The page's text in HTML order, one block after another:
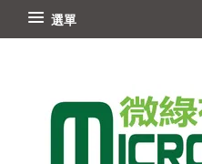
選單